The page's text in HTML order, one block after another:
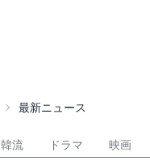
最新ニュース
韓流 ドラマ 映画